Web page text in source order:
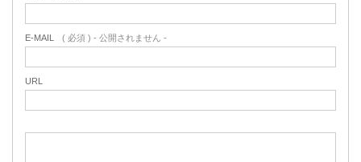
E-MAIL ( 必須 ) - 公開されません -
URL